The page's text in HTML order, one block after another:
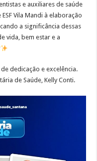
e auxiliares de saúde
Vila Mandi à elaboração
a significância dessas
vida, bem estar e a
dedicação e excelência.
de Saúde, Kelly Conti.